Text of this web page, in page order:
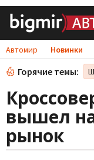
Автомир Новинки
Горячие темы:
вышел
рынок